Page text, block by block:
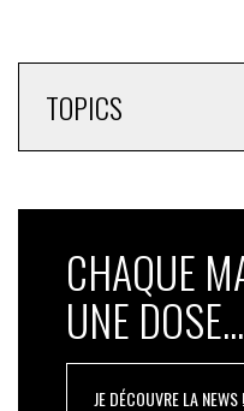
TOPICS
CHAQUE
UNE
JE DÉCOUVRE LA NEWS !